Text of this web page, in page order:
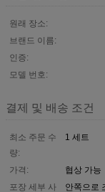
원래 장소:
브랜드 이름:
인증:
모델 번호:
결제 및 배송 조건
최소 주문 수
량:
1 세트
가격:
협상 가능
포장 세부 사
안쪽으로